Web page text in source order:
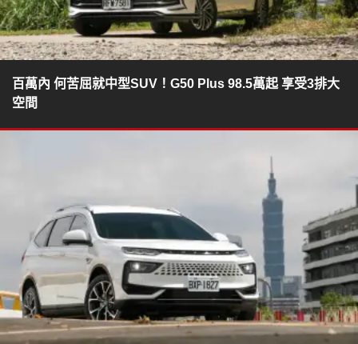
百萬內 何苦屈就中型SUV！G50 Plus 98.5萬起 享受3排大
空間